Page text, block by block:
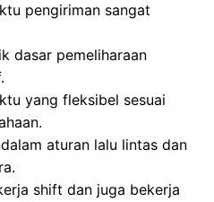
pengiriman sangat
dasar pemeliharaan
yang fleksibel sesuai
aturan lalu lintas dan
shift dan juga bekerja